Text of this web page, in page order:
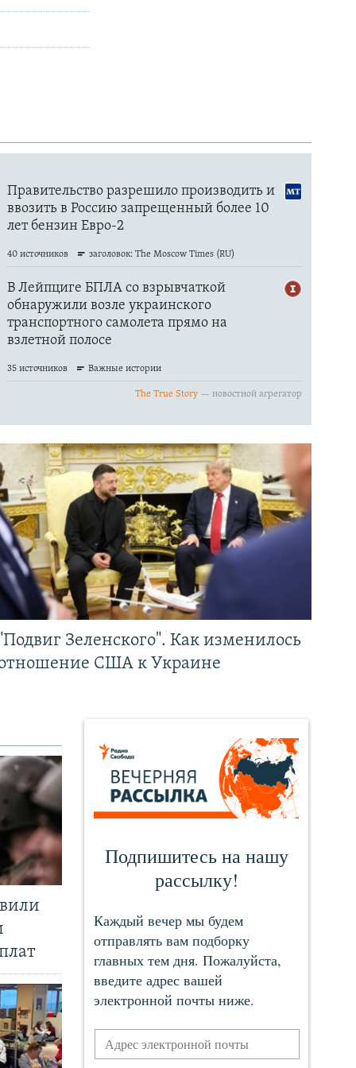
Зеленского". Как изменилось
США к Украине